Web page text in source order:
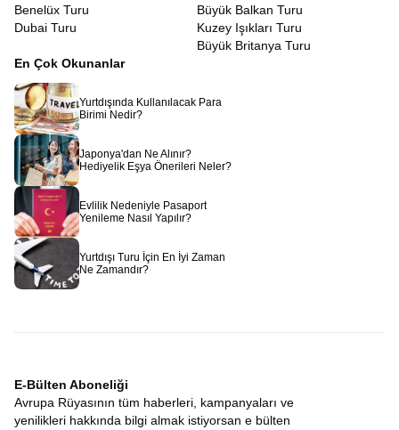
Benelüx Turu
Dubai Turu
Büyük Balkan Turu
Kuzey Işıkları Turu
Büyük Britanya Turu
En Çok Okunanlar
Yurtdışında Kullanılacak Para
Birimi Nedir?
Japonya'dan Ne Alınır?
Hediyelik Eşya Önerileri Neler?
Evlilik Nedeniyle Pasaport
Yenileme Nasıl Yapılır?
Yurtdışı Turu İçin En İyi Zaman
Ne Zamandır?
E-Bülten Aboneliği
Avrupa Rüyasının tüm haberleri, kampanyaları ve
yenilikleri hakkında bilgi almak istiyorsan e bülten